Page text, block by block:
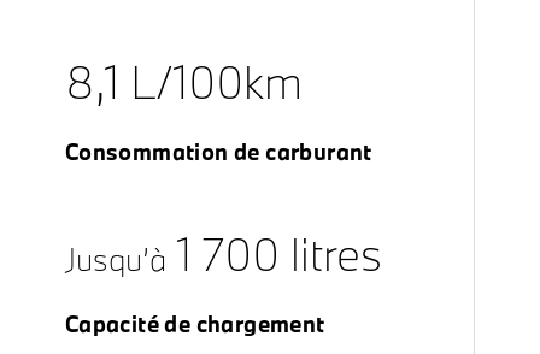
8,1 L/100km
Consommation de carburant
Jusqu’à 1 700 litres
Capacité de chargement